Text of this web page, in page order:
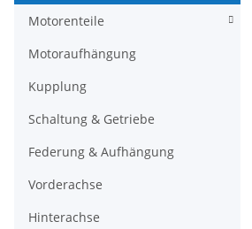
Motorenteile
Motoraufhängung
Kupplung
Schaltung & Getriebe
Federung & Aufhängung
Vorderachse
Hinterachse